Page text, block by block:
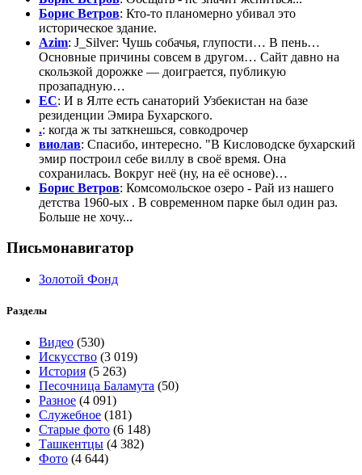
Борис Ветров: Кто-то планомерно убивал это
историческое здание.
Azim: J_Silver: Чушь собачья, глупости… В пень…
Основные причины совсем в другом… Сайт давно на
скользкой дорожке — доиграется, публикую
прозападную…
EC: И в Ялте есть санаторий Узбекистан на базе
резиденции Эмира Бухарского.
.: когда ж ты заткнешься, совкодрочер
виолав: Спасибо, интересно. "В Кисловодске бухарский
эмир построил себе виллу в своё время. Она
сохранилась. Вокруг неё (ну, на её основе)…
Борис Ветров: Комсомольское озеро - Рай из нашего
детства 1960-ых . В современном парке был один раз.
Больше не хочу...
Письмонавигатор
Золотой Фонд
Разделы
Видео (530)
Искусство (3 019)
История (5 263)
Песочница Баламута (50)
Разное (4 091)
Служебное (181)
Старые фото (6 148)
Ташкентцы (4 382)
Фото (4 644)